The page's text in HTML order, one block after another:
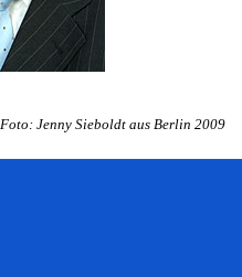
Foto: Jenny Sieboldt aus Berlin 2009